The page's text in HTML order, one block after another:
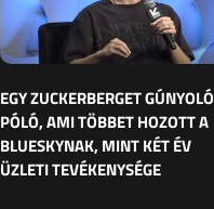
EGY ZUCKERBERGET GÚNYOLÓ
PÓLÓ, AMI TÖBBET HOZOTT A
BLUESKYNAK, MINT KÉT ÉV
ÜZLETI TEVÉKENYSÉGE